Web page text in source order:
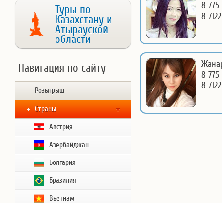
Туры по
Казахстану и
Атырауской
области
Навигация по сайту
Розыгрыш
Страны
Австрия
Азербайджан
Болгария
Бразилия
Вьетнам
8 775
8
8 775
8